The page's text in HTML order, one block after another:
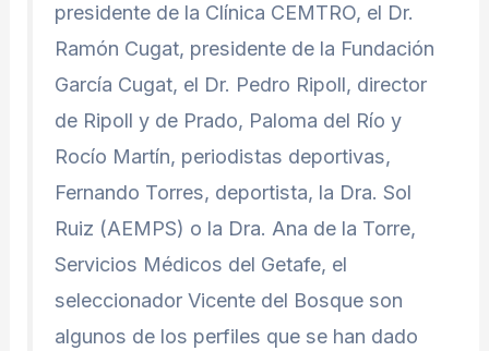
presidente de la Clínica CEMTRO, el Dr.
Ramón Cugat, presidente de la Fundación
García Cugat, el Dr. Pedro Ripoll, director
de Ripoll y de Prado, Paloma del Río y
Rocío Martín, periodistas deportivas,
Fernando Torres, deportista, la Dra. Sol
Ruiz (AEMPS) o la Dra. Ana de la Torre,
Servicios Médicos del Getafe, el
seleccionador Vicente del Bosque son
algunos de los perfiles que se han dado